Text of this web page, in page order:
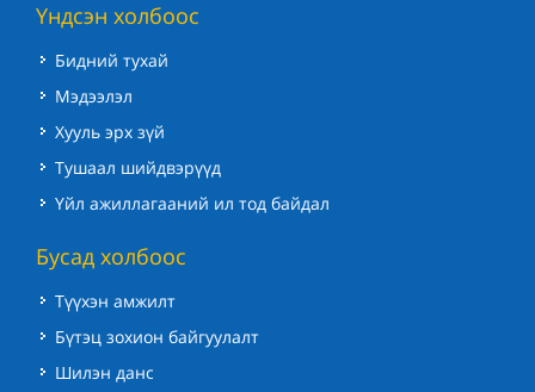
Үндсэн холбоос
Бидний тухай
Мэдээлэл
Хууль эрх зүй
Тушаал шийдвэрүүд
Үйл ажиллагааний ил тод байдал
Бусад холбоос
Түүхэн амжилт
Бүтэц зохион байгуулалт
Шилэн данс